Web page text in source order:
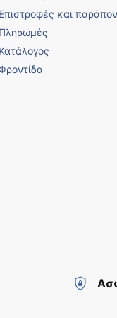
Επιστροφές και
Πληρωμές
Κατάλογος